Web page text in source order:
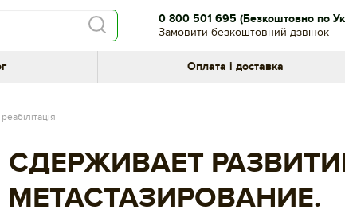
0 800 501 695 (Безкоштовно по
Замовити безкоштовний дзвінок
Оплата і доставка